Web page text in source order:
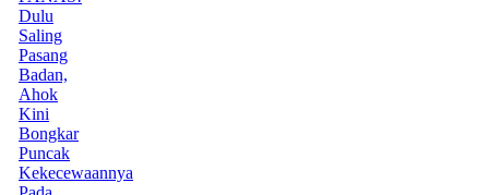
Dulu
Saling
Pasang
Badan,
Ahok
Kini
Bongkar
Puncak
Kekecewaannya